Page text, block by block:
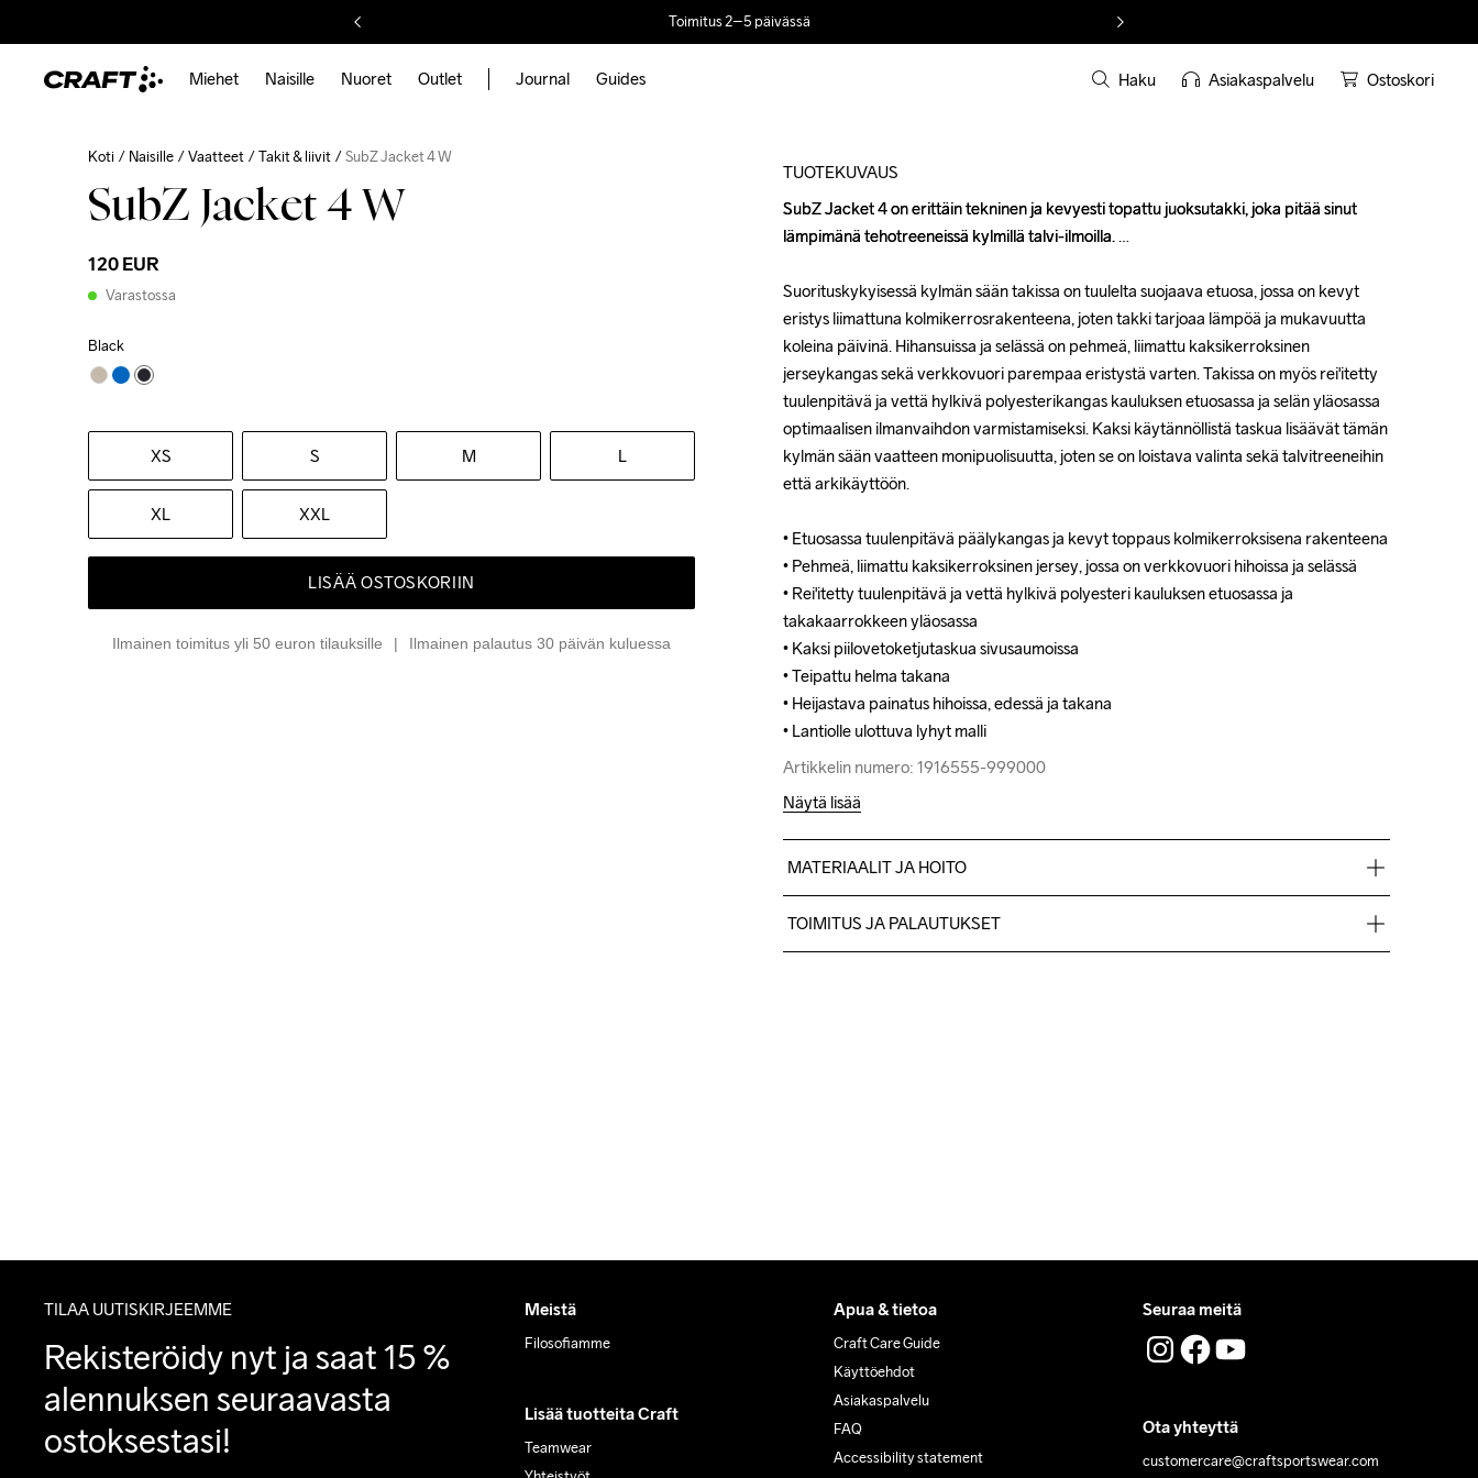
Toimitus 2–5 päivässä
Miehet Naisille Nuoret Outlet Journal Guides Haku Asiakaspalvelu Ostoskori
Koti Naisille Vaatteet Takit & liivit SubZ Jacket 4 W
SubZ Jacket 4 W
120 EUR
Varastossa
Black
XS S M L
XL XXL
LISÄÄ OSTOSKORIIN
Ilmainen toimitus yli 50 euron tilauksille Ilmainen palautus 30 päivän kuluessa
TUOTEKUVAUS
SubZ Jacket 4 on erittäin tekninen ja kevyesti topattu juoksutakki, joka pitää sinut
lämpimänä tehotreeneissä kylmillä talvi-ilmoilla.
Suorituskykyisessä kylmän sään takissa on tuulelta suojaava etuosa, jossa on kevyt
eristys liimattuna kolmikerrosrakenteena, joten takki tarjoaa lämpöä ja mukavuutta
koleina päivinä. Hihansuissa ja selässä on pehmeä, liimattu kaksikerroksinen
jerseykangas sekä verkkovuori parempaa eristystä varten. Takissa on myös rei'itetty
tuulenpitävä ja vettä hylkivä polyesterikangas kauluksen etuosassa ja selän yläosassa
optimaalisen ilmanvaihdon varmistamiseksi. Kaksi käytännöllistä taskua lisäävät tämän
kylmän sään vaatteen monipuolisuutta, joten se on loistava valinta sekä talvitreeneihin
että arkikäyttöön.
• Etuosassa tuulenpitävä päälykangas ja kevyt toppaus kolmikerroksisena rakenteena
• Pehmeä, liimattu kaksikerroksinen jersey, jossa on verkkovuori hihoissa ja selässä
• Rei'itetty tuulenpitävä ja vettä hylkivä polyesteri kauluksen etuosassa ja
takakaarrokkeen yläosassa
• Kaksi piilovetoketjutaskua sivusaumoissa
• Teipattu helma takana
• Heijastava painatus hihoissa, edessä ja takana
• Lantiolle ulottuva lyhyt malli
Artikkelin numero: 1916555-999000
SubZ Jacket 4 on erittäin tekninen ja kevyesti topattu juoksutakki, joka pitää sinut
lämpimänä tehotreeneissä kylmillä talvi-ilmoilla.
Suorituskykyisessä kylmän sään takissa on tuulelta suojaava etuosa, jossa on kevyt
eristys liimattuna kolmikerrosrakenteena, joten takki tarjoaa lämpöä ja mukavuutta
koleina päivinä. Hihansuissa ja selässä on pehmeä, liimattu kaksikerroksinen
jerseykangas sekä verkkovuori parempaa eristystä varten. Takissa on myös rei'itetty
tuulenpitävä ja vettä hylkivä polyesterikangas kauluksen etuosassa ja selän yläosassa
optimaalisen ilmanvaihdon varmistamiseksi. Kaksi käytännöllistä taskua lisäävät tämän
kylmän sään vaatteen monipuolisuutta, joten se on loistava valinta sekä talvitreeneihin
että arkikäyttöön.
• Etuosassa tuulenpitävä päälykangas ja kevyt toppaus kolmikerroksisena rakenteena
• Pehmeä, liimattu kaksikerroksinen jersey, jossa on verkkovuori hihoissa ja selässä
• Rei'itetty tuulenpitävä ja vettä hylkivä polyesteri kauluksen etuosassa ja
takakaarrokkeen yläosassa
• Kaksi piilovetoketjutaskua sivusaumoissa
• Teipattu helma takana
• Heijastava painatus hihoissa, edessä ja takana
• Lantiolle ulottuva lyhyt malli
Artikkelin numero: 1916555-999000
Näytä lisää
MATERIAALIT JA HOITO
BodySleeves 85% Kierrätetty polyesteri, 6% Polyesteri, 9% Elastaani
TOIMITUS JA PALAUTUKSET
TILAA UUTISKIRJEEMME
Rekisteröidy nyt ja saat 15 %
alennuksen seuraavasta
ostoksestasi!
Meistä
Filosofiamme
Lisää tuotteita Craft
Teamwear
Apua & tietoa
Craft Care Guide
Käyttöehdot
Asiakaspalvelu
FAQ
Accessibility statement
Seuraa meitä
Ota yhteyttä
customercare@craftsportswear.com